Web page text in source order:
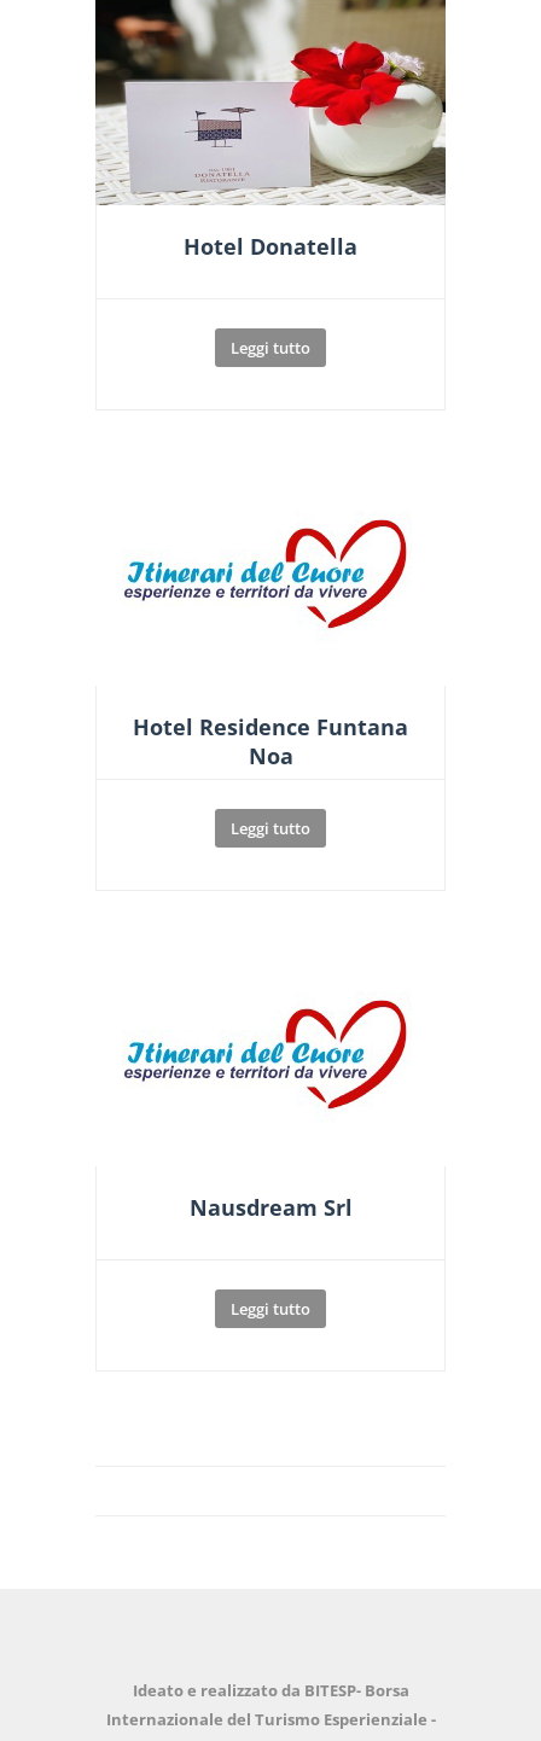
Hotel Donatella
Leggi tutto
Hotel Residence Funtana
Noa
Leggi tutto
Nausdream Srl
Leggi tutto
Ideato e realizzato da BITESP- Borsa
Internazionale del Turismo Esperienziale -